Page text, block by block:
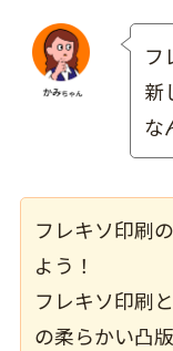
フ
新
な
フレキソ印刷
よう！
フレキソ印刷
の柔らかい凸